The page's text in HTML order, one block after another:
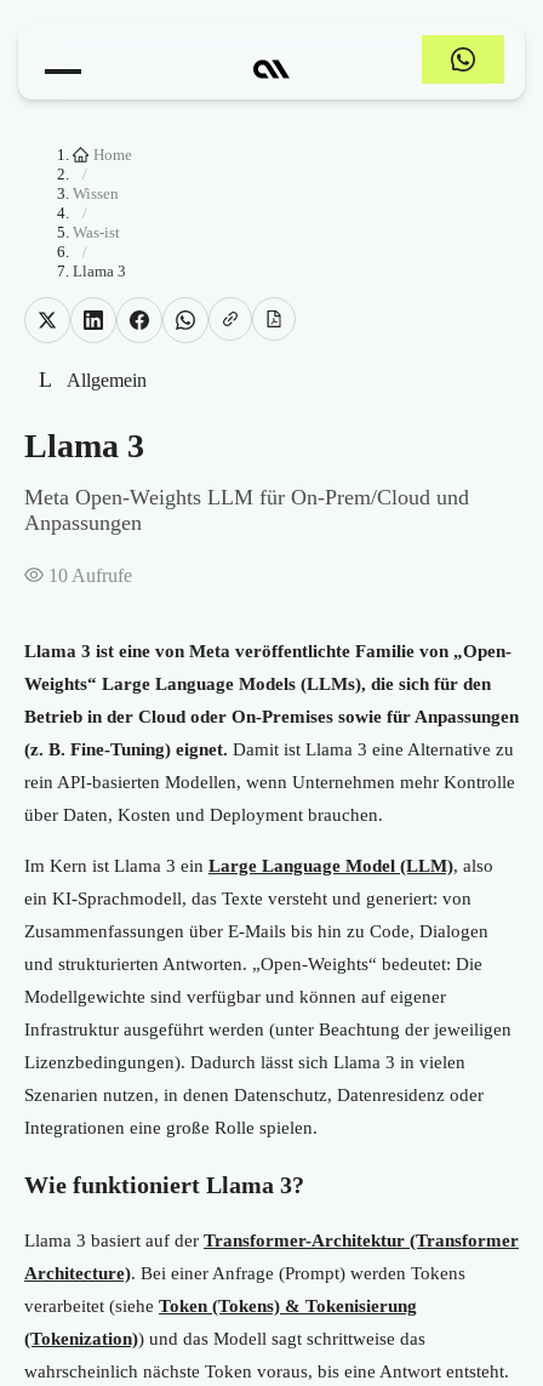
Home
/
Wissen
/
Was-ist
/
Llama 3
L Allgemein
Llama 3
Meta Open-Weights LLM für On-Prem/Cloud und
Anpassungen
10 Aufrufe
Llama 3 ist eine von Meta veröffentlichte Familie von „Open-
Weights“ Large Language Models (LLMs), die sich für den
Betrieb in der Cloud oder On-Premises sowie für Anpassungen
(z. B. Fine-Tuning) eignet. Damit ist Llama 3 eine Alternative zu
rein API-basierten Modellen, wenn Unternehmen mehr Kontrolle
über Daten, Kosten und Deployment brauchen.
Im Kern ist Llama 3 ein Large Language Model (LLM), also
ein KI-Sprachmodell, das Texte versteht und generiert: von
Zusammenfassungen über E-Mails bis hin zu Code, Dialogen
und strukturierten Antworten. „Open-Weights“ bedeutet: Die
Modellgewichte sind verfügbar und können auf eigener
Infrastruktur ausgeführt werden (unter Beachtung der jeweiligen
Lizenzbedingungen). Dadurch lässt sich Llama 3 in vielen
Szenarien nutzen, in denen Datenschutz, Datenresidenz oder
Integrationen eine große Rolle spielen.
Wie funktioniert Llama 3?
Llama 3 basiert auf der Transformer-Architektur (Transformer
Architecture). Bei einer Anfrage (Prompt) werden Tokens
verarbeitet (siehe Token (Tokens) & Tokenisierung
(Tokenization)) und das Modell sagt schrittweise das
wahrscheinlich nächste Token voraus, bis eine Antwort entsteht.